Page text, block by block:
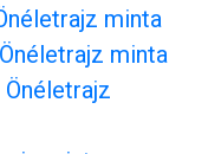
minta
minta